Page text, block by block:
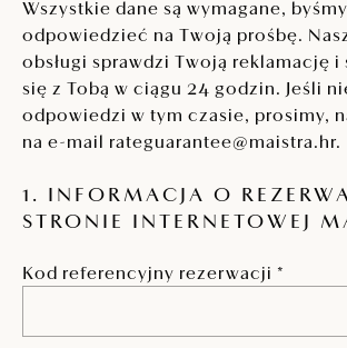
Wszystkie dane są wymagane,
odpowiedzieć na Twoją prośbę.
obsługi sprawdzi Twoją reklamację i
się z Tobą w ciągu 24 godzin. Jeśli
odpowiedzi w tym czasie, prosimy,
na e-mail rateguarantee@maistra.hr.
1. INFORMACJA O
STRONIE INTERNETOWEJ
Kod referencyjny rezerwacji *